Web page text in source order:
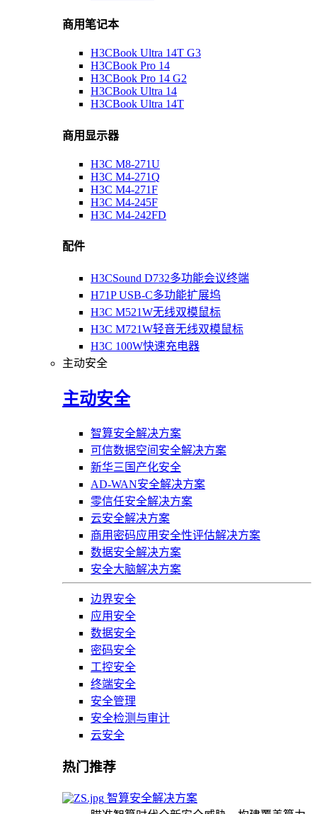
商用笔记本
H3CBook Ultra 14T G3
H3CBook Pro 14
H3CBook Pro 14 G2
H3CBook Ultra 14
H3CBook Ultra 14T
商用显示器
H3C M8-271U
H3C M4-271Q
H3C M4-271F
H3C M4-245F
H3C M4-242FD
配件
H3CSound D732多功能会议终端
H71P USB-C多功能扩展坞
H3C M521W无线双模鼠标
H3C M721W轻音无线双模鼠标
H3C 100W快速充电器
主动安全
主动安全
智算安全解决方案
可信数据空间安全解决方案
新华三国产化安全
AD-WAN安全解决方案
零信任安全解决方案
云安全解决方案
商用密码应用安全性评估解决方案
数据安全解决方案
安全大脑解决方案
边界安全
应用安全
数据安全
密码安全
工控安全
终端安全
安全管理
安全检测与审计
云安全
热门推荐
智算安全解决方案